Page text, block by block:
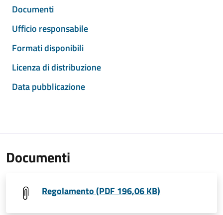
Documenti
Ufficio responsabile
Formati disponibili
Licenza di distribuzione
Data pubblicazione
Documenti
Regolamento (PDF 196,06 KB)